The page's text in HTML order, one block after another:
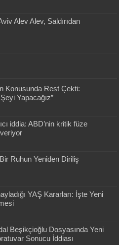
Alev Alev, Saldırıdan
Konusunda Rest Çekti:
Yapacağız”
iddia: ABD’nin kritik füze
Ruhun Yeniden Diriliş
YAŞ Kararları: İşte Yeni
Beşikçioğlu Dosyasında Yeni
Sonucu İddiası